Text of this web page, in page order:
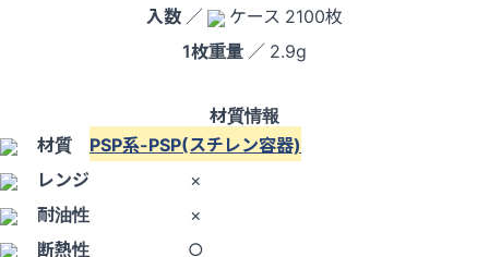
入数 ／
ケース 2100枚
1枚重量 ／ 2.9g
材質情報
材質 PSP系-PSP(スチレン容器)
レンジ
×
耐油性
×
断熱性
○